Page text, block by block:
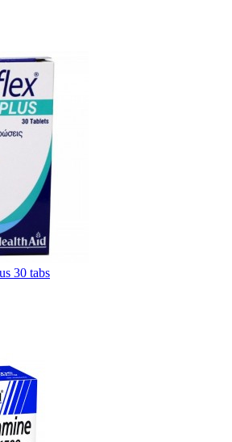
30 tabs